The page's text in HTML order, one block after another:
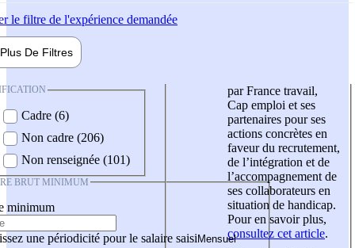
le filtre de l'expérience demandée
Plus De Filtres
Cadre (6)
Non cadre (206)
Non renseignée (101)
BRUT MINIMUM
minimum
une périodicité pour le salaire saisi
par France travail,
Cap emploi et ses
partenaires pour ses
actions concrètes en
faveur du recrutement,
de l’intégration et de
l’accompagnement de
ses collaborateurs en
situation de handicap.
Pour en savoir plus,
consultez cet article.